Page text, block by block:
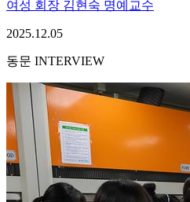
여성 회장 김현숙 명예교수
2025.12.05
동문 INTERVIEW